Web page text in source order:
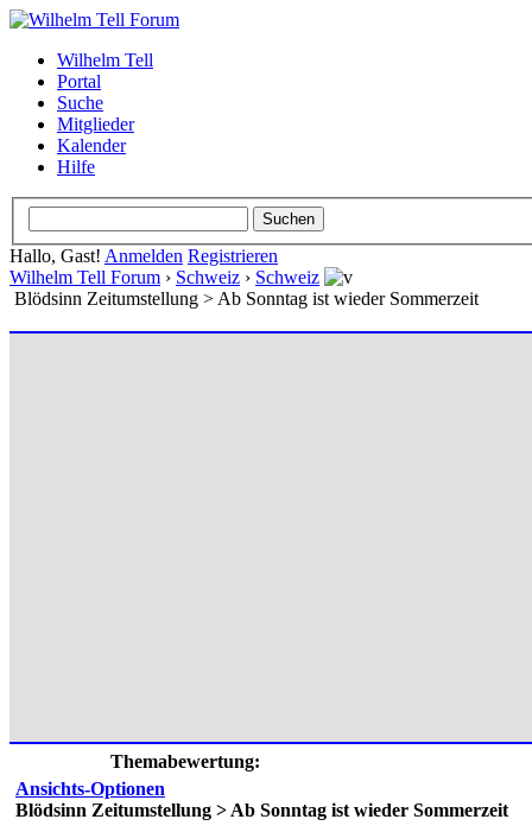
Wilhelm Tell
Portal
Suche
Mitglieder
Kalender
Hilfe
Hallo, Gast! Anmelden Registrieren
Wilhelm Tell Forum › Schweiz › Schweiz
Blödsinn Zeitumstellung > Ab Sonntag ist wieder Sommerzeit
Themabewertung:
Ansichts-Optionen
Blödsinn Zeitumstellung > Ab Sonntag ist wieder Sommerzeit